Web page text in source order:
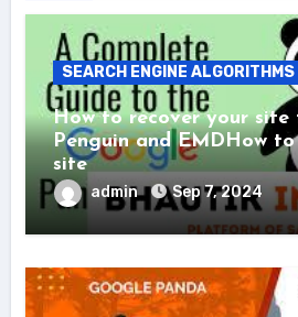
SEARCH ENGINE ALGORITHMS
How to recover your site
Penguin and EMDHow
site
admin Sep 7, 2024